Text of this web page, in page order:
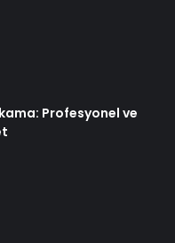
Profesyonel ve